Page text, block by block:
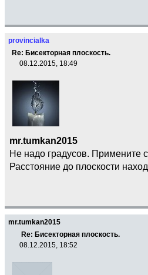
provincialka
Re: Бисекторная плоскость.
08.12.2015, 18:49
mr.tumkan2015
Не надо градусов. Примените
Расстояние до плоскости
mr.tumkan2015
Re: Бисекторная плоскость.
08.12.2015, 18:52